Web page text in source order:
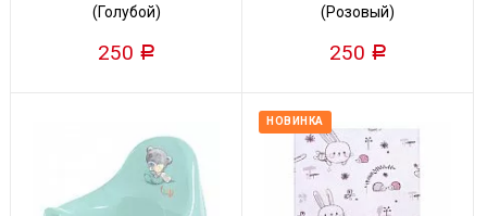
(Голубой)
250 Р
(Розовый)
250 Р
НОВИНКА